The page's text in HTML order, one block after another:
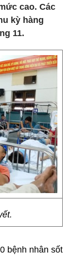
cao. Các
kỳ hàng
11.
bệnh nhân sốt